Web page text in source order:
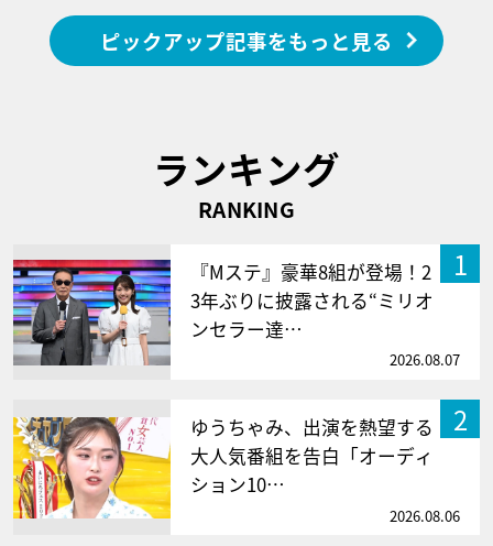
ピックアップ記事をもっと見る
ランキング
RANKING
1
『Mステ』豪華8組が登場！2
3年ぶりに披露される“ミリオ
ンセラー達…
2026.08.07
2
ゆうちゃみ、出演を熱望する
大人気番組を告白「オーディ
ション10…
2026.08.06